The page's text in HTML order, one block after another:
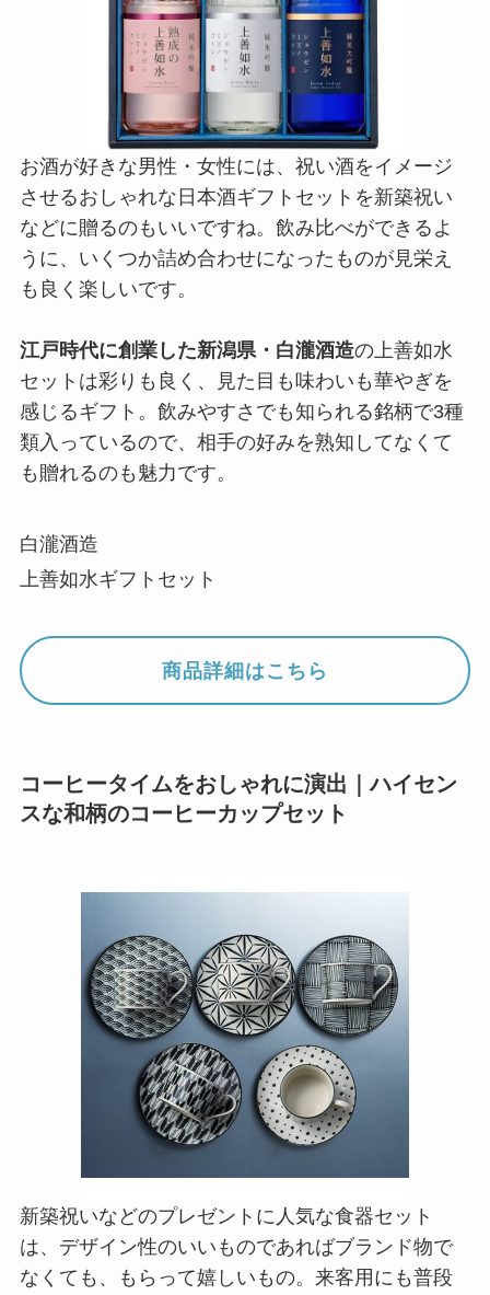
お酒が好きな男性・女性には、祝い酒をイメージ
させるおしゃれな日本酒ギフトセットを新築祝い
などに贈るのもいいですね。飲み比べができるよ
うに、いくつか詰め合わせになったものが見栄え
も良く楽しいです。
江戸時代に創業した新潟県・白瀧酒造の上善如水
セットは彩りも良く、見た目も味わいも華やぎを
感じるギフト。飲みやすさでも知られる銘柄で3種
類入っているので、相手の好みを熟知してなくて
も贈れるのも魅力です。
白瀧酒造
上善如水ギフトセット
商品詳細はこちら
コーヒータイムをおしゃれに演出｜ハイセン
スな和柄のコーヒーカップセット
新築祝いなどのプレゼントに人気な食器セット
は、デザイン性のいいものであればブランド物で
なくても、もらって嬉しいもの。来客用にも普段